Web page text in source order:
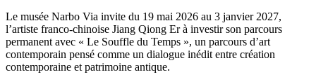
Le musée Narbo Via invite du 19 mai 2026 au 3 janvier 2027,
l’artiste franco-chinoise Jiang Qiong Er à investir son parcours
permanent avec « Le Souffle du Temps », un parcours d’art
contemporain pensé comme un dialogue inédit entre création
contemporaine et patrimoine antique.